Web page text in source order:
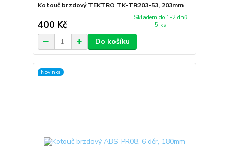
Kotouč brzdový TEKTRO TK-TR203-53, 203mm
400 Kč
Skladem do 1-2 dnů
5 ks
Do košíku
Novinka